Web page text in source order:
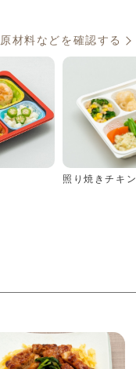
原材料などを確認する
照り焼きチキン